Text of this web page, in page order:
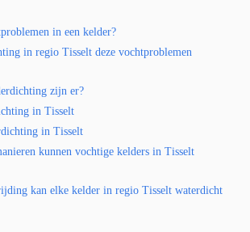
in een kelder?
in regio Tisselt deze vochtproblemen
zijn er?
in Tisselt
in Tisselt
kunnen vochtige kelders in Tisselt
kan elke kelder in regio Tisselt waterdicht